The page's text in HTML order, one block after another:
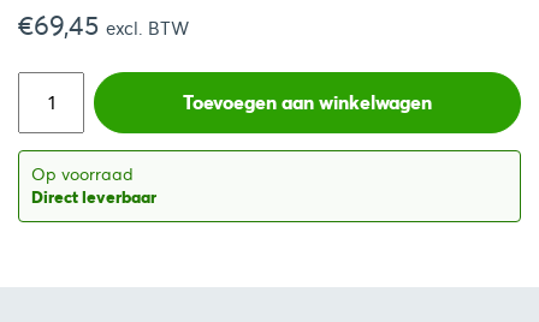
prijs
was:
€98,86.
is:
€69,45 excl. BTW
Toevoegen aan winkelwagen
Op voorraad
Direct leverbaar